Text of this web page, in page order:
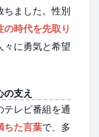
ちました。性別
の時代を先取り
々に勇気と希望
支え
レビ番組を通
ちた言葉で、多